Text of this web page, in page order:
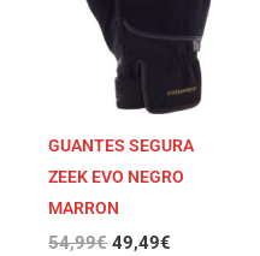
GUANTES SEGURA
ZEEK EVO NEGRO
MARRON
54,99€ 49,49€